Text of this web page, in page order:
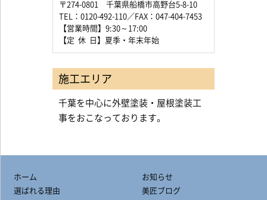
〒274-0801 千葉県船橋市高野台5-8-10
TEL：0120-492-110／FAX：047-404-7453
【営業時間】9:30～17:00
【定 休 日】夏季・年末年始
施工エリア
千葉を中心に外壁塗装・屋根塗装工
事をおこなっております。
ホーム
選ばれる理由
お知らせ
美匠ブログ